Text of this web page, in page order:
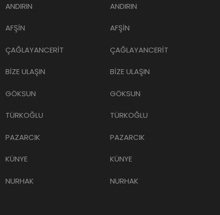
ANDIRIN
AFŞİN
ÇAĞLAYANCERİT
BİZE ULAŞIN
GÖKSUN
TÜRKOĞLU
PAZARCIK
KÜNYE
NURHAK
ANDIRIN
AFŞİN
ÇAĞLAYANCERİT
BİZE ULAŞIN
GÖKSUN
TÜRKOĞLU
PAZARCIK
KÜNYE
NURHAK